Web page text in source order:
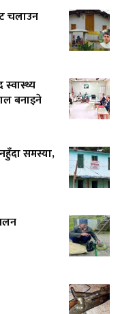
चलाउन
बनाइने
समस्या,